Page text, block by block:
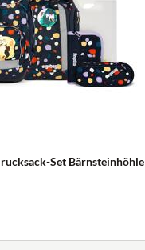
Set Bärnsteinhöhle